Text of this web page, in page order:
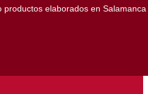
productos elaborados en Salamanca